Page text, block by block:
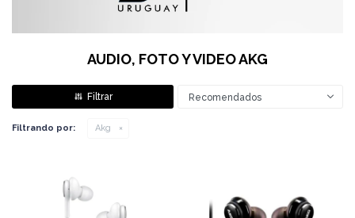
AUDIO, FOTO Y VIDEO AKG
Recomendados
Filtrando por: Akg